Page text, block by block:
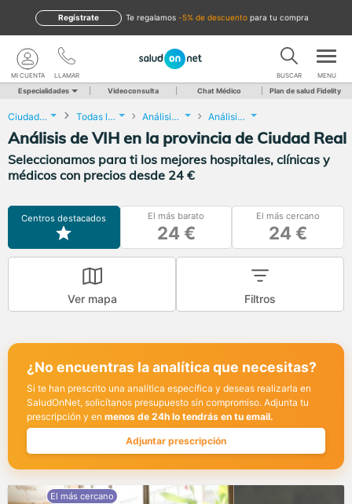
te regalamos -5% de descuento para tu compra
Regístrate
LLAMAR
MI CUENTA BUSCAR MENU
Especialidades Videoconsulta Chat Médico Plan de salud Fidelity
Ciudad Real Todas las localidades Análisis Clínicos Análisis de VIH
Análisis de VIH en la provincia de Ciudad Real
Seleccionamos para ti los mejores hospitales, clínicas y
médicos con precios desde 24 €
Centros destacados El más barato
24 €
El más cercano
24 €
Ver mapa Filtros
¿No encuentras la analítica que necesitas?
Si te han prescrito una analítica específica y deseas realizarla en
SaludOnNet, solicítanos presupuesto sin compromiso. Adjunta tu
prescripción y en menos de 24h lo tendrás en tu email.
Adjuntar prescripción